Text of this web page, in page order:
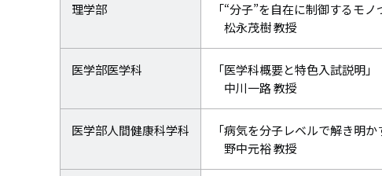
理学部
「“分子”を自在に制御するモノ
松永茂樹 教授
医学部医学科
「医学科概要と特色入試説明」
中川一路 教授
医学部人間健康科学科
「病気を分子レベルで解き明
野中元裕 教授